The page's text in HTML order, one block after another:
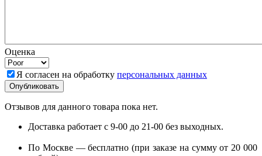
Оценка
Я согласен на обработку персональных данных
Отзывов для данного товара пока нет.
Доставка работает с 9-00 до 21-00 без выходных.
По Москве — бесплатно (при заказе на сумму от 20 000